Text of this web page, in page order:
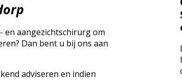
en aangezichtschirurg om
Dan bent u bij ons aan
adviseren en indien